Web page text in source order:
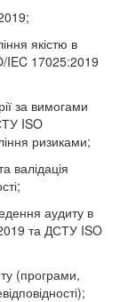
якістю в
IEC 17025:2019
за вимогами
ISO
ризиками;
валідація
аудиту в
та ДСТУ ISO
(програми,